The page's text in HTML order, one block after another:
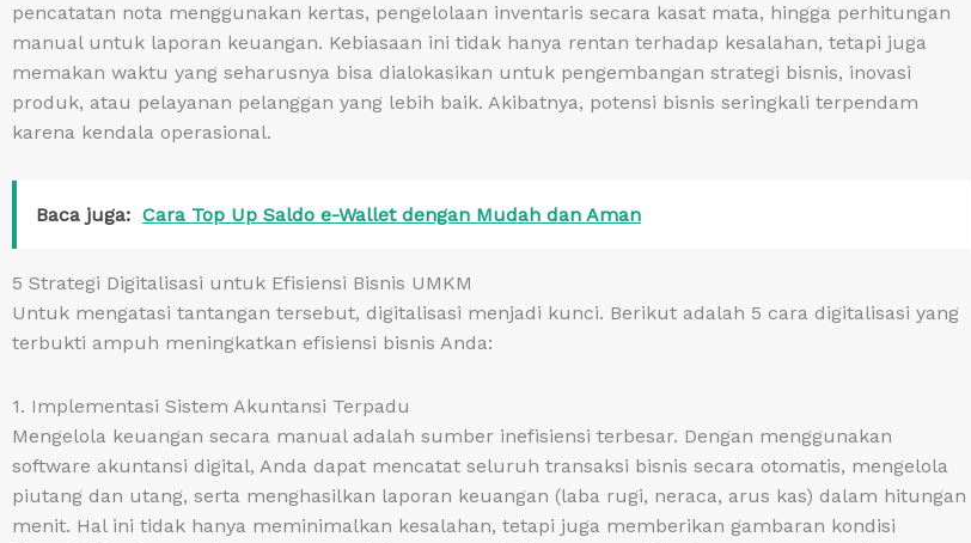
pencatatan nota menggunakan kertas, pengelolaan inventaris secara kasat mata, hingga perhitungan
manual untuk laporan keuangan. Kebiasaan ini tidak hanya rentan terhadap kesalahan, tetapi juga
memakan waktu yang seharusnya bisa dialokasikan untuk pengembangan strategi bisnis, inovasi
produk, atau pelayanan pelanggan yang lebih baik. Akibatnya, potensi bisnis seringkali terpendam
karena kendala operasional.
Baca juga: Cara Top Up Saldo e-Wallet dengan Mudah dan Aman
5 Strategi Digitalisasi untuk Efisiensi Bisnis UMKM
Untuk mengatasi tantangan tersebut, digitalisasi menjadi kunci. Berikut adalah 5 cara digitalisasi yang
terbukti ampuh meningkatkan efisiensi bisnis Anda:
1. Implementasi Sistem Akuntansi Terpadu
Mengelola keuangan secara manual adalah sumber inefisiensi terbesar. Dengan menggunakan
software akuntansi digital, Anda dapat mencatat seluruh transaksi bisnis secara otomatis, mengelola
piutang dan utang, serta menghasilkan laporan keuangan (laba rugi, neraca, arus kas) dalam hitungan
menit. Hal ini tidak hanya meminimalkan kesalahan, tetapi juga memberikan gambaran kondisi